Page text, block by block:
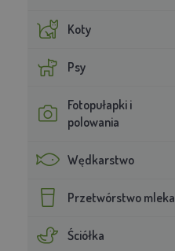
Koty
Psy
Fotopułapki i
polowania
Wędkarstwo
Przetwórstwo mleka
Ściółka